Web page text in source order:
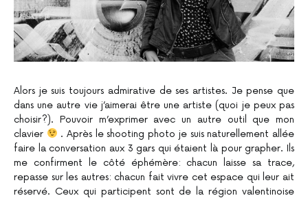
Alors je suis toujours admirative de ses artistes. Je pense que
dans une autre vie j’aimerai être une artiste (quoi je peux pas
choisir?). Pouvoir m’exprimer avec un autre outil que mon
clavier
. Après le shooting photo je suis naturellement allée
faire la conversation aux 3 gars qui étaient là pour grapher. Ils
me confirment le côté éphémère: chacun laisse sa trace,
repasse sur les autres: chacun fait vivre cet espace qui leur ait
réservé. Ceux qui participent sont de la région valentinoise